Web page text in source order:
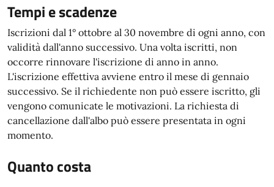
Tempi e scadenze
Iscrizioni dal 1° ottobre al 30 novembre di ogni anno, con
validità dall'anno successivo. Una volta iscritti, non
occorre rinnovare l'iscrizione di anno in anno.
L'iscrizione effettiva avviene entro il mese di gennaio
successivo. Se il richiedente non può essere iscritto, gli
vengono comunicate le motivazioni. La richiesta di
cancellazione dall'albo può essere presentata in ogni
momento.
Quanto costa